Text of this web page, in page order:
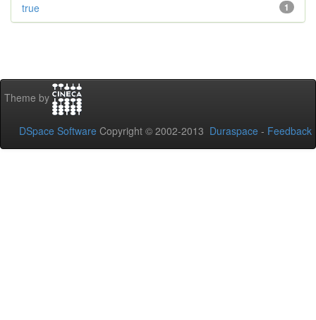
1
true
Theme by
DSpace Software Copyright © 2002-2013 Duraspace - Feedback